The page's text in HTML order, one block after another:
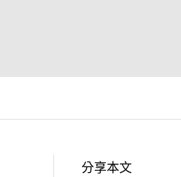
分享本文